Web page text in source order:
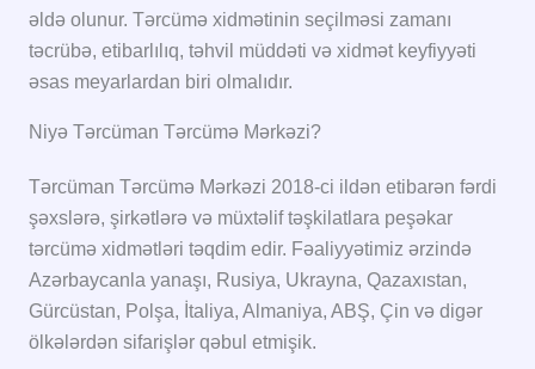
əldə olunur. Tərcümə xidmətinin seçilməsi zamanı
təcrübə, etibarlılıq, təhvil müddəti və xidmət keyfiyyəti
əsas meyarlardan biri olmalıdır.
Niyə Tərcüman Tərcümə Mərkəzi?
Tərcüman Tərcümə Mərkəzi 2018-ci ildən etibarən fərdi
şəxslərə, şirkətlərə və müxtəlif təşkilatlara peşəkar
tərcümə xidmətləri təqdim edir. Fəaliyyətimiz ərzində
Azərbaycanla yanaşı, Rusiya, Ukrayna, Qazaxıstan,
Gürcüstan, Polşa, İtaliya, Almaniya, ABŞ, Çin və digər
ölkələrdən sifarişlər qəbul etmişik.